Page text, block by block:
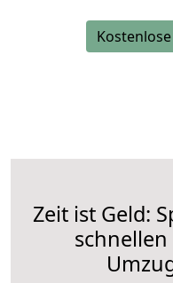
Zeit ist Geld: